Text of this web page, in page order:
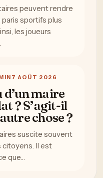
peuvent rendre
paris sportifs plus
les joueurs
7 AOÛT 2026
d’un maire
? S’agit-il
chose ?
suscite souvent
citoyens. Il est
que…